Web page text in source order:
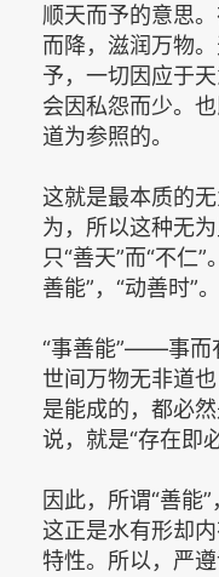
顺天而予的意思
而降，滋润万物
予，一切因应于
会因私怨而少。
道为参照的。
这就是最本质的
为，所以这种无
只“善天”而“不仁
善能”，“动善时”。
“事善能”——事而
世间万物无非道
是能成的，都必
说，就是“存在即必
因此，所谓“善能
这正是水有形却
特性。所以，严遵